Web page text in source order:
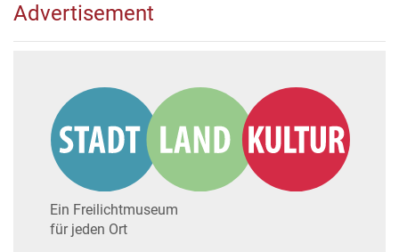
Advertisement
Ein Freilichtmuseum
für jeden Ort